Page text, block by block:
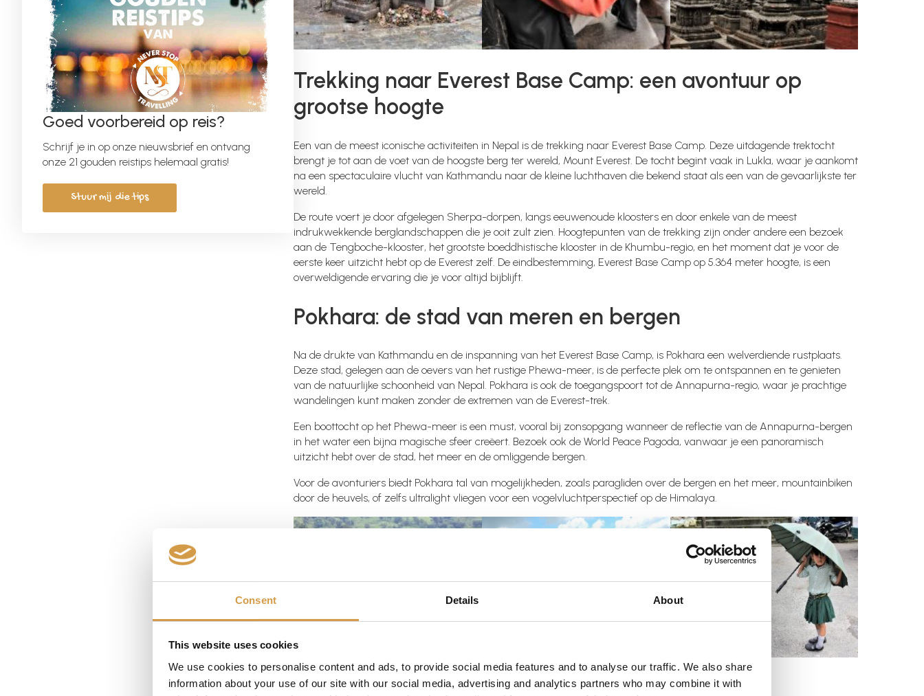
Consent Details About
This website uses cookies
We use cookies to personalise content and ads, to provide social media features and to analyse our traffic. We also share
information about your use of our site with our social media, advertising and analytics partners who may combine it with
Goed voorbereid op reis?
Schrijf je in op onze nieuwsbrief en ontvang
onze 21 gouden reistips helemaal gratis!
Stuur mij die tips
Trekking naar Everest Base Camp: een avontuur op
grootse hoogte
Een van de meest iconische activiteiten in Nepal is de trekking naar Everest Base Camp. Deze uitdagende trektocht
brengt je tot aan de voet van de hoogste berg ter wereld, Mount Everest. De tocht begint vaak in Lukla, waar je aankomt
na een spectaculaire vlucht van Kathmandu naar de kleine luchthaven die bekend staat als een van de gevaarlijkste ter
wereld.
De route voert je door afgelegen Sherpa-dorpen, langs eeuwenoude kloosters en door enkele van de meest
indrukwekkende berglandschappen die je ooit zult zien. Hoogtepunten van de trekking zijn onder andere een bezoek
aan de Tengboche-klooster, het grootste boeddhistische klooster in de Khumbu-regio, en het moment dat je voor de
eerste keer uitzicht hebt op de Everest zelf. De eindbestemming, Everest Base Camp op 5.364 meter hoogte, is een
overweldigende ervaring die je voor altijd bijblijft.
Pokhara: de stad van meren en bergen
Na de drukte van Kathmandu en de inspanning van het Everest Base Camp, is Pokhara een welverdiende rustplaats.
Deze stad, gelegen aan de oevers van het rustige Phewa-meer, is de perfecte plek om te ontspannen en te genieten
van de natuurlijke schoonheid van Nepal. Pokhara is ook de toegangspoort tot de Annapurna-regio, waar je prachtige
wandelingen kunt maken zonder de extremen van de Everest-trek.
Een boottocht op het Phewa-meer is een must, vooral bij zonsopgang wanneer de reflectie van de Annapurna-bergen
in het water een bijna magische sfeer creëert. Bezoek ook de World Peace Pagoda, vanwaar je een panoramisch
uitzicht hebt over de stad, het meer en de omliggende bergen.
Voor de avonturiers biedt Pokhara tal van mogelijkheden, zoals paragliden over de bergen en het meer, mountainbiken
door de heuvels, of zelfs ultralight vliegen voor een vogelvluchtperspectief op de Himalaya.
Chitwan Nationaal Park: op safari in de jungle